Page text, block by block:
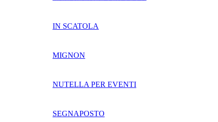
IN SCATOLA
MIGNON
NUTELLA PER EVENTI
SEGNAPOSTO